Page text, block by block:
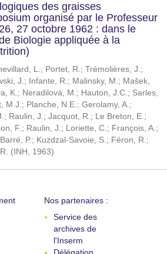
des graisses
organisé par le Professeur
27 octobre 1962 : dans le
Biologie appliquée à la
L.; Portet, R.; Trémolières, J.;
J.; Infante, R.; Malinsky, M.; Mašek,
K.; Neradilová, M.; Hauton, J.C.; Sarles,
M.J.; Planche, N.E.; Gerolamy, A.;
; Raulin, J.; Jacquot, R.; Le Breton, E.;
F.; Raulin, J.; Loriette, C.; François, A.;
Barré, P.; Kuzdzal-Savoie, S.; Féron, R.;
( INH , 1963)
Nos partenaires :
Service des
archives de
l'Inserm